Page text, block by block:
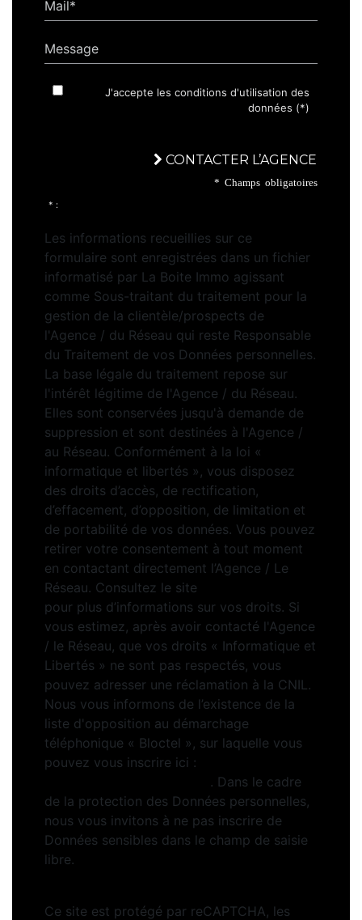
Message
J'accepte les conditions d'utilisation des
données (*)
CONTACTER L’AGENCE
* Champs obligatoires
* :
Les informations recueillies sur ce
formulaire sont enregistrées dans un fichier
informatisé par La Boite Immo agissant
comme Sous-traitant du traitement pour la
gestion de la clientèle/prospects de
l'Agence / du Réseau qui reste Responsable
du Traitement de vos Données personnelles.
La base légale du traitement repose sur
l'intérêt légitime de l'Agence / du Réseau.
Elles sont conservées jusqu'à demande de
suppression et sont destinées à l'Agence /
au Réseau. Conformément à la loi «
informatique et libertés », vous disposez
des droits d’accès, de rectification,
d’effacement, d’opposition, de limitation et
de portabilité de vos données. Vous pouvez
retirer votre consentement à tout moment
en contactant directement l’Agence / Le
Réseau. Consultez le site
pour plus d’informations sur vos droits. Si
vous estimez, après avoir contacté l'Agence
/ le Réseau, que vos droits « Informatique et
Libertés » ne sont pas respectés, vous
pouvez adresser une réclamation à la CNIL.
Nous vous informons de l’existence de la
liste d'opposition au démarchage
téléphonique « Bloctel », sur laquelle vous
pouvez vous inscrire ici :
. Dans le cadre
de la protection des Données personnelles,
nous vous invitons à ne pas inscrire de
Données sensibles dans le champ de saisie
libre.
Ce site est protégé par reCAPTCHA, les